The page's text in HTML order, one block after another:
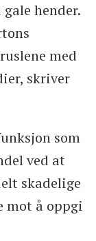
hender.
med
skriver
som
ved at
skadelige
mot å oppgi